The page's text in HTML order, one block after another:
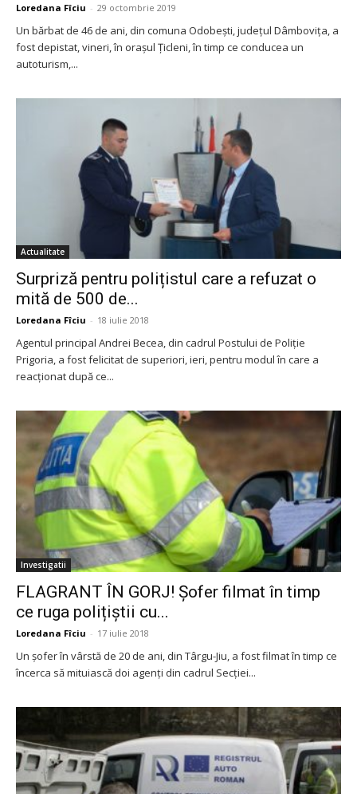
Loredana Fîciu - 29 octombrie 2019
Un bărbat de 46 de ani, din comuna Odobeşti, judeţul Dâmboviţa, a
fost depistat, vineri, în orașul Țicleni, în timp ce conducea un
autoturism,...
Actualitate
Surpriză pentru polițistul care a refuzat o
mită de 500 de...
Loredana Fîciu - 18 iulie 2018
Agentul principal Andrei Becea, din cadrul Postului de Poliție
Prigoria, a fost felicitat de superiori, ieri, pentru modul în care a
reacționat după ce...
Investigatii
FLAGRANT ÎN GORJ! Șofer filmat în timp
ce ruga polițiștii cu...
Loredana Fîciu - 17 iulie 2018
Un șofer în vârstă de 20 de ani, din Târgu-Jiu, a fost filmat în timp ce
încerca să mituiască doi agenți din cadrul Secției...